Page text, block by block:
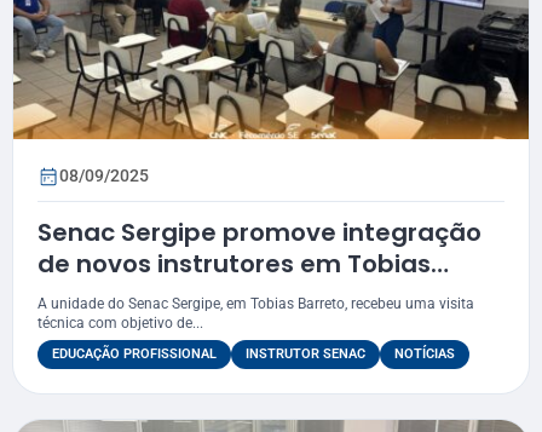
08/09/2025
Senac Sergipe promove integração
de novos instrutores em Tobias
Barreto
A unidade do Senac Sergipe, em Tobias Barreto, recebeu uma visita
técnica com objetivo de...
EDUCAÇÃO PROFISSIONAL INSTRUTOR SENAC NOTÍCIAS